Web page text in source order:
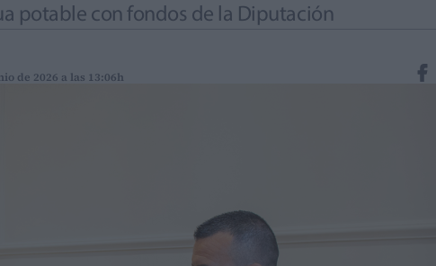
potable con fondos de la Diputación
de 2026 a las 13:06h